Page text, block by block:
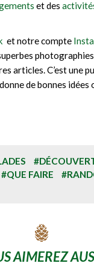
et des
et notre compte
articles. C’est une
de bonnes idées
#QUE FAIRE
AIMEREZ